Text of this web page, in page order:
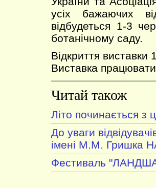
усіх бажаючих
відбудеться 1-3
ботанічному саду.
Відкриття виставки
Виставка
Читай також
Літо починається з
До уваги
імені М.М. Гришка
Фестиваль